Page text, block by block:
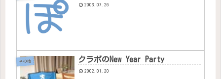
2003.07.26
その他 クラボのNew Year Party
2002.01.20